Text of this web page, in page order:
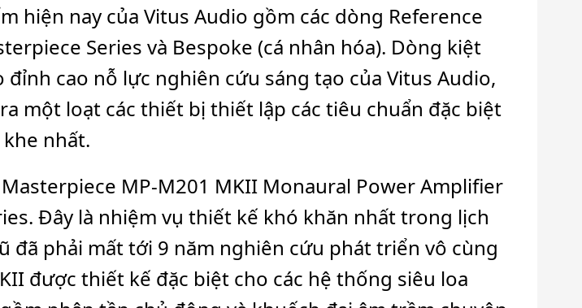
hiện nay của Vitus Audio gồm các dòng Reference
Series và Bespoke (cá nhân hóa). Dòng kiệt
cao nỗ lực nghiên cứu sáng tạo của Vitus Audio,
một loạt các thiết bị thiết lập các tiêu chuẩn đặc biệt
nhất.
MP-M201 MKII Monaural Power Amplifier
Đây là nhiệm vụ thiết kế khó khăn nhất trong lịch
đã phải mất tới 9 năm nghiên cứu phát triển vô cùng
được thiết kế đặc biệt cho các hệ thống siêu loa